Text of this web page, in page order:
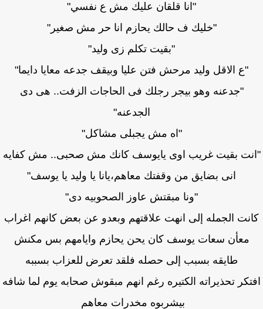
"انا قلقان عليك مش ع نفسي"
"خليك ف حالك يحازم انا حر مش صغير"
"بقيت تكلم زى وليد"
"ع الاقل وليد مرحش فتن عليا وبيقف جدعه معايا دايما"
"جدعنه وهو بيجر رجلك فى الحاجات الزفت.. هى دى
الجدعنه"
"اه مش يجبلى مشاكل"
بقيت غريب اوى يايوسف كانك مش صحبى.. مش كفايه
انى بضايق من وقفتك معاهم،يانا يا وليد يا يوسف"
"ونا مبقتش عاوز الصحوبيه دى"
الجمله إلى انهت علاقتهم وبعدو عن بعض كانهم اغراب
معأن سعات يوسف كان يحن يحازم وايامهم بس مكنش
طايقه بسبب إلى حصله فلقد تعرض للعزاب بسببه
تحذيراته الكتيره رغم انهم مبقوش صحابه يوم لما شافه
بيشربوه مخدرات معاهم